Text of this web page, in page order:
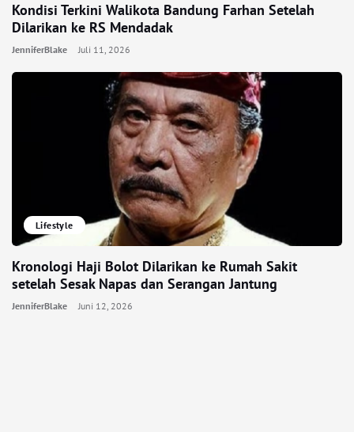
Kondisi Terkini Walikota Bandung Farhan Setelah
Dilarikan ke RS Mendadak
JenniferBlake Juli 11, 2026
Lifestyle
Kronologi Haji Bolot Dilarikan ke Rumah Sakit
setelah Sesak Napas dan Serangan Jantung
JenniferBlake Juni 12, 2026